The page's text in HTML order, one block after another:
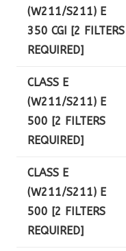
(W211/S211) E
350 CGI [2 FILTERS
REQUIRED]
CLASS E
(W211/S211) E
500 [2 FILTERS
REQUIRED]
CLASS E
(W211/S211) E
500 [2 FILTERS
REQUIRED]